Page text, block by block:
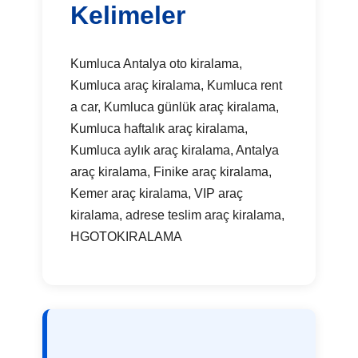
Kelimeler
Kumluca Antalya oto kiralama,
Kumluca araç kiralama, Kumluca rent
a car, Kumluca günlük araç kiralama,
Kumluca haftalık araç kiralama,
Kumluca aylık araç kiralama, Antalya
araç kiralama, Finike araç kiralama,
Kemer araç kiralama, VIP araç
kiralama, adrese teslim araç kiralama,
HGOTOKIRALAMA